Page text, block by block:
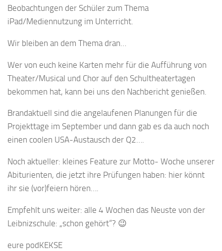
Beobachtungen der Schüler zum Thema
iPad/Mediennutzung im Unterricht.
Wir bleiben an dem Thema dran…
Wer von euch keine Karten mehr für die Aufführung von
Theater/Musical und Chor auf den Schultheatertagen
bekommen hat, kann bei uns den Nachbericht genießen.
Brandaktuell sind die angelaufenen Planungen für die
Projekttage im September und dann gab es da auch noch
einen coolen USA-Austausch der Q2….
Noch aktueller: kleines Feature zur Motto- Woche unserer
Abiturienten, die jetzt ihre Prüfungen haben: hier könnt
ihr sie (vor)feiern hören….
Empfehlt uns weiter: alle 4 Wochen das Neuste von der
Leibnizschule: „schon gehört“? 😉
eure podKEKSE